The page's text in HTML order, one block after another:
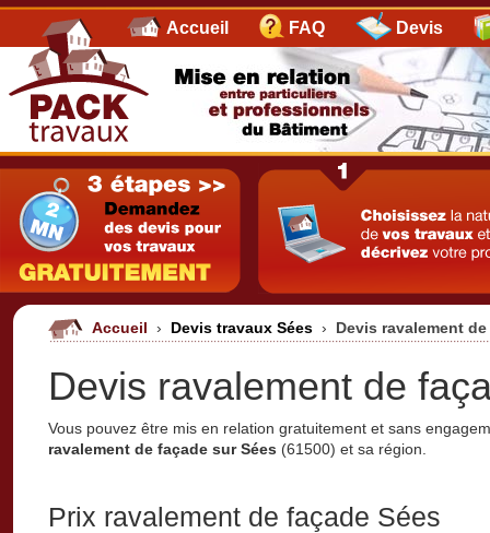
Accueil FAQ Devis
Accueil › Devis travaux Sées › Devis ravalement
Devis ravalement de
Vous pouvez être mis en relation gratuitement et sans
ravalement de façade sur Sées (61500) et sa région.
Prix ravalement de façade Sées